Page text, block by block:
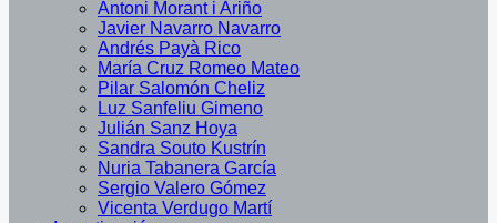
Antoni Morant i Ariño
Javier Navarro Navarro
Andrés Payà Rico
María Cruz Romeo Mateo
Pilar Salomón Cheliz
Luz Sanfeliu Gimeno
Julián Sanz Hoya
Sandra Souto Kustrín
Nuria Tabanera García
Sergio Valero Gómez
Vicenta Verdugo Martí